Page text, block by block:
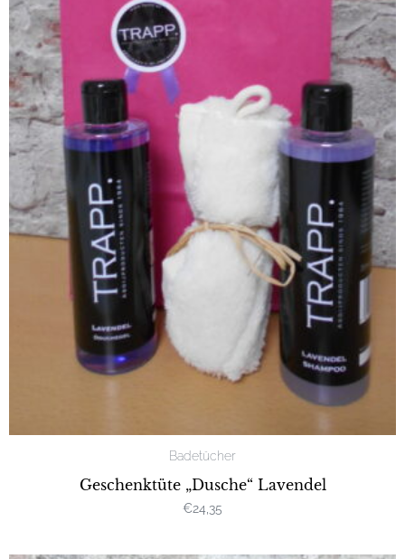
Badetücher
Geschenktüte „Dusche“ Lavendel
€24,35